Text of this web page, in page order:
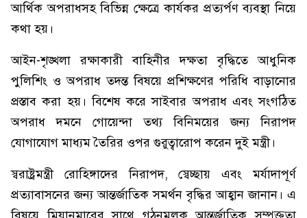
আর্থিক অপরাধসহ বিভিন্ন ক্ষেত্রে কার্যকর প্রত্যর্পণ ব্যবস্থা নিয়ে
কথা হয়।
আইন-শৃঙ্খলা রক্ষাকারী বাহিনীর দক্ষতা বৃদ্ধিতে আধুনিক
পুলিশিং ও অপরাধ তদন্ত বিষয়ে প্রশিক্ষণের পরিধি বাড়ানোর
প্রস্তাব করা হয়। বিশেষ করে সাইবার অপরাধ এবং সংগঠিত
অপরাধ দমনে গোয়েন্দা তথ্য বিনিময়ের জন্য নিরাপদ
যোগাযোগ মাধ্যম তৈরির ওপর গুরুত্বারোপ করেন দুই মন্ত্রী।
স্বরাষ্ট্রমন্ত্রী রোহিঙ্গাদের নিরাপদ, স্বেচ্ছায় এবং মর্যাদাপূর্ণ
প্রত্যাবাসনের জন্য আন্তর্জাতিক সমর্থন বৃদ্ধির আহ্বান জানান। এ